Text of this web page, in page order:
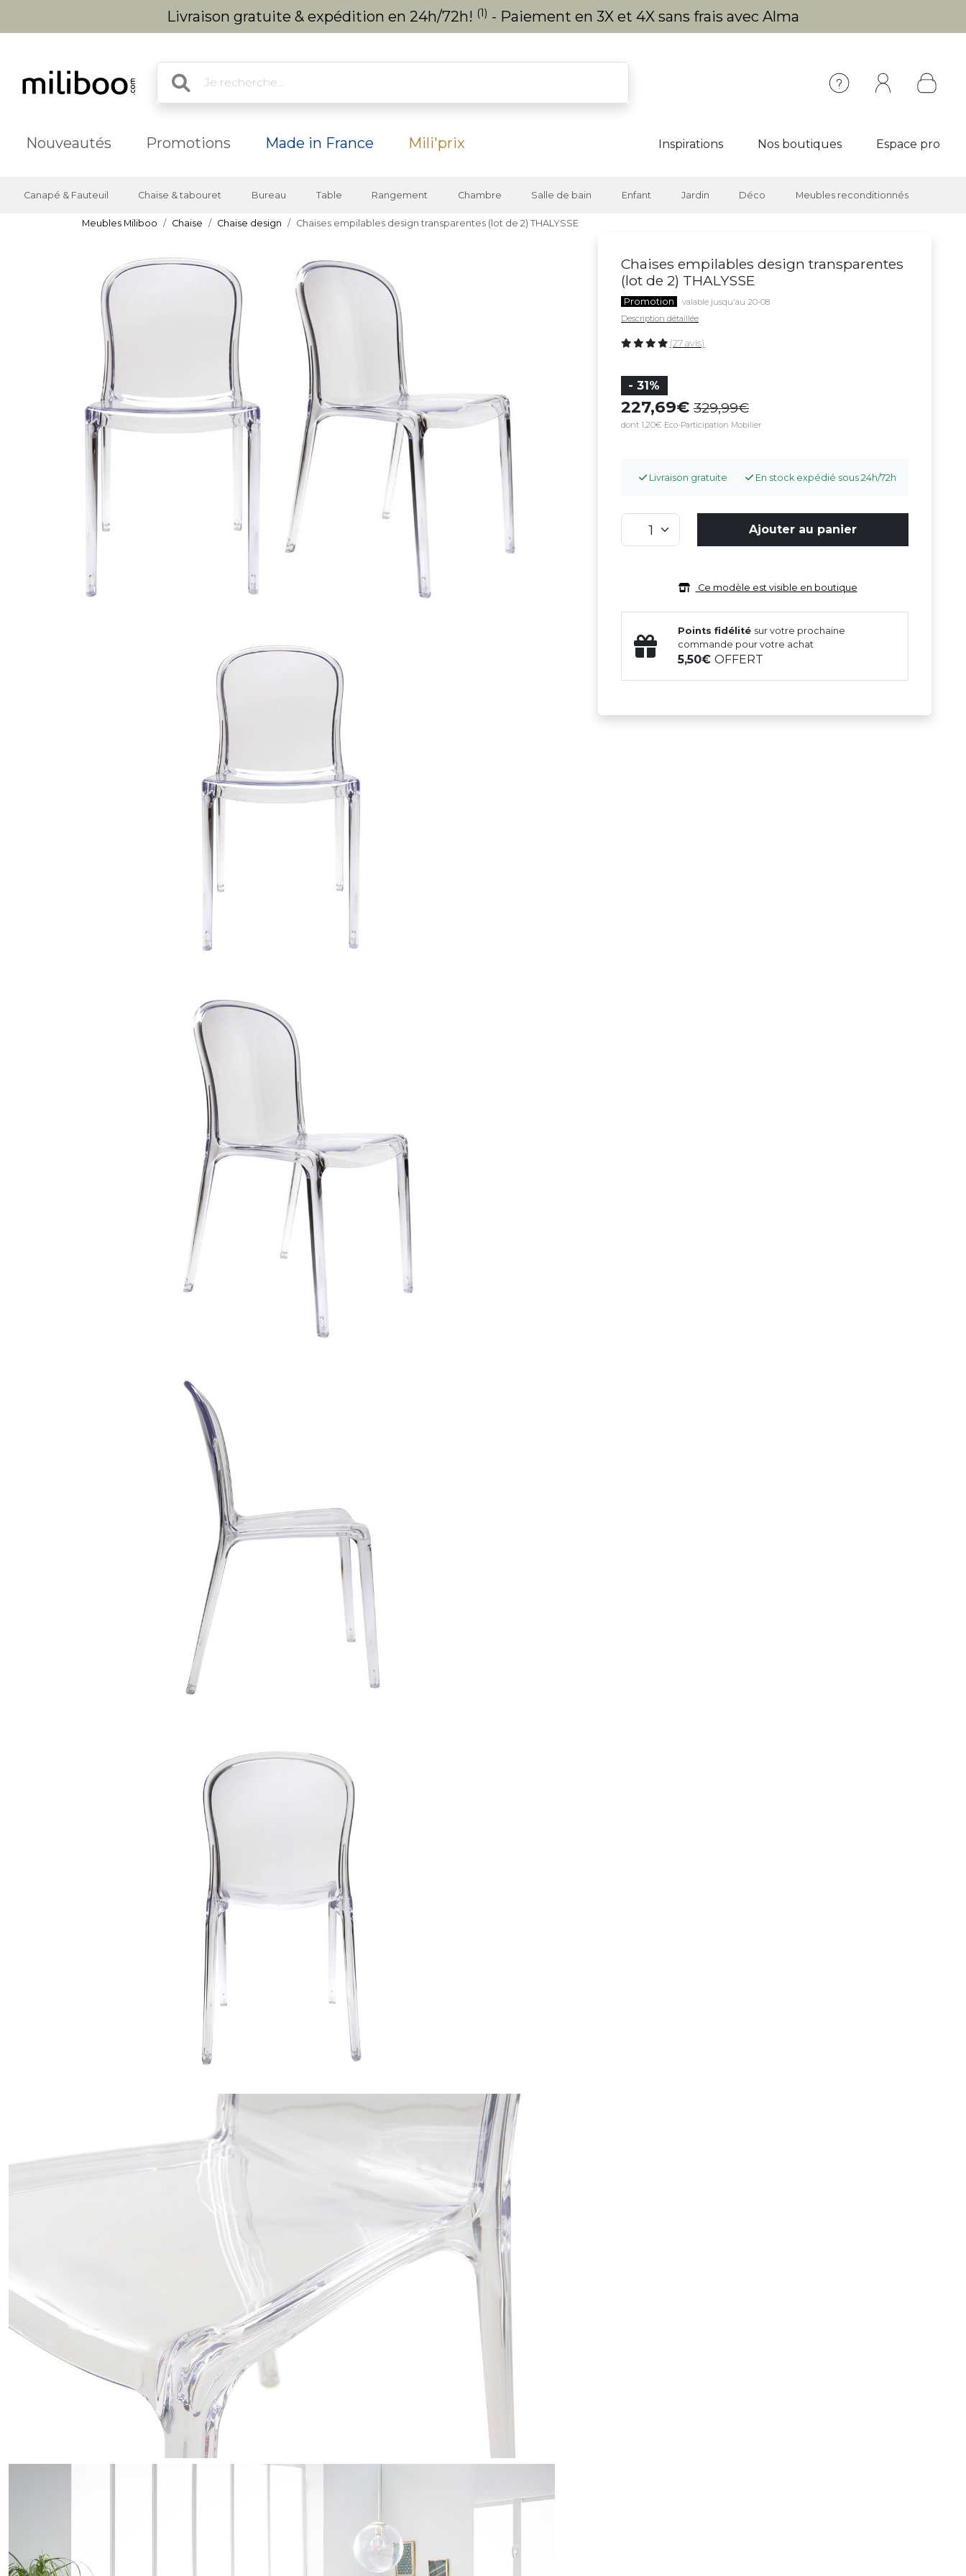
Livraison gratuite & expédition en 24h/72h! (1) - Paiement en 3X et 4X sans frais avec Alma
Nouveautés Promotions Made in France Mili'prix Inspirations Nos boutiques Espace pro
Canapé & Fauteuil Chaise & tabouret Bureau Table Rangement Chambre Salle de bain Enfant Jardin Déco Meubles reconditionnés
Meubles Miliboo Chaise Chaise design Chaises empilables design transparentes (lot de 2) THALYSSE
Chaises empilables design transparentes
(lot de 2) THALYSSE
Promotion
valable jusqu'au 20-08
Description détaillée
(27 avis)
- 31%
227,69 329,99
dont 1,20€ Eco-Participation Mobilier
Livraison gratuite En stock expédié sous 24h/72h
Ajouter au panier
Ce modèle est visible en boutique
Points fidélité sur votre prochaine
commande pour votre achat
5,50OFFERT